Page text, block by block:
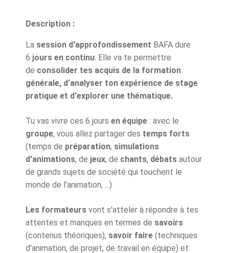
Description :
La session d'approfondissement BAFA dure
6 jours en continu . Elle va te permettre
de consolider tes acquis de la formation
générale, d'analyser ton expérience de stage
pratique et d'explorer une thématique.
Tu vas vivre ces 6 jours en équipe : avec le
groupe, vous allez partager des temps forts
(temps de préparation, simulations
d'animations, de jeux, de chants, débats autour
de grands sujets de société qui touchent le
monde de l'animation, ...)
Les formateurs vont s'atteler à répondre à tes
attentes et manques en termes de savoirs
(contenus théoriques), savoir faire (techniques
d'animation, de projet, de travail en équipe) et